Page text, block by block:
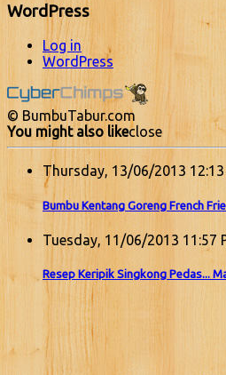
WordPress
Log in
WordPress
© BumbuTabur.com
You might also likeclose
Thursday, 13/06/2013
Bumbu Kentang Goreng French
Tuesday, 11/06/2013 11:57
Resep Keripik Singkong Pedas...